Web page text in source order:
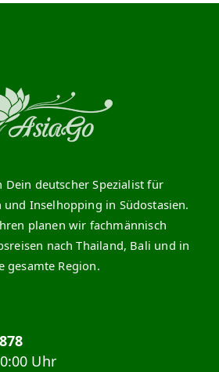
Dein deutscher Spezialist für
und Inselhopping in Südostasien.
planen wir fachmännisch
nach Thailand, Bali und in
gesamte Region.
Uhr